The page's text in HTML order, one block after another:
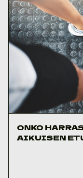
ONKO
AIKUISEN